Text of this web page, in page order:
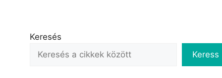
Keresés
Keress